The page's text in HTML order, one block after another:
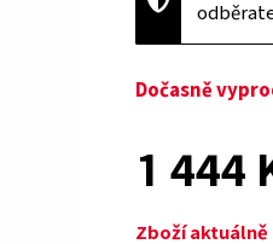
Dočasně
1 444
Zboží